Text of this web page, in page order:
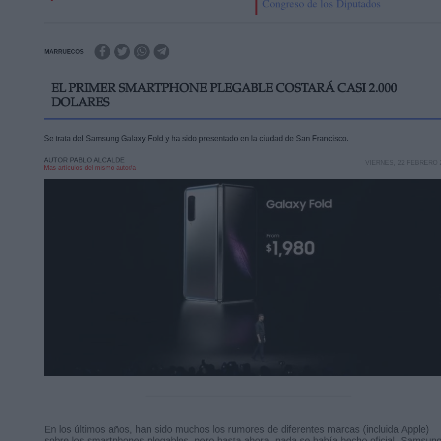
Congreso de los Diputados
MARRUECOS
EL PRIMER SMARTPHONE PLEGABLE COSTARÁ CASI 2.000
DOLARES
Se trata del Samsung Galaxy Fold y ha sido presentado en la ciudad de San Francisco.
AUTOR PABLO ALCALDE
Mas artículos del mismo autor/a
VIERNES, 22 FEBRERO
En los últimos años, han sido muchos los rumores de diferentes marcas (incluida Apple)